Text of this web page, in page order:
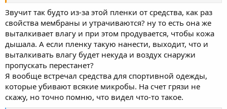
Звучит так будто из-за этой пленки от средства, как раз
свойства мембраны и утрачиваются? ну то есть она же
выталкивает влагу и при этом продувается, чтобы кожа
дышала. А если пленку такую нанести, выходит, что и
выталкивать влагу будет некуда и воздух снаружи
пропускать перестанет?
Я вообще встречал средства для спортивной одежды,
которые убивают всякие микробы. На счет грязи не
скажу, но точно помню, что видел что-то такое.